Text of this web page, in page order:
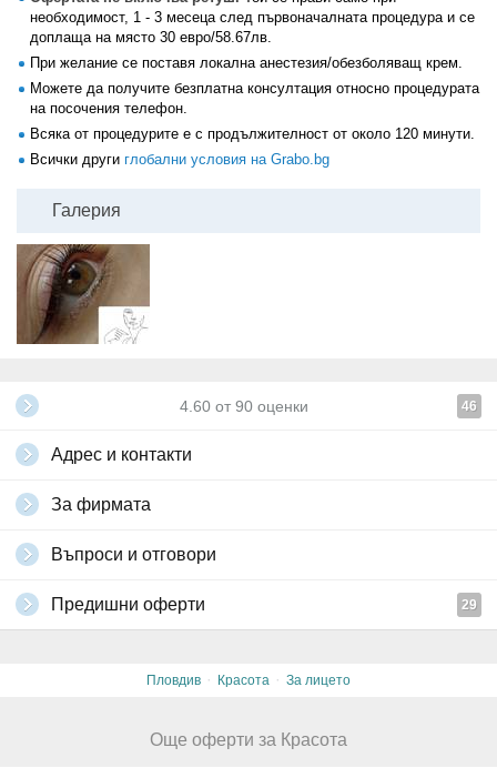
необходимост, 1 - 3 месеца след първоначалната процедура и се
доплаща на място 30 евро/58.67лв.
При желание се поставя локална анестезия/обезболяващ крем.
Можете да получите безплатна консултация относно процедурата
на посочения телефон.
Всяка от процедурите е с продължителност от около 120 минути.
Всички други глобални условия на Grabo.bg
Галерия
4.60 от 90 оценки 46
Адрес и контакти
За фирмата
Въпроси и отговори
Предишни оферти 29
Пловдив · Красота · За лицето
Още оферти за Красота